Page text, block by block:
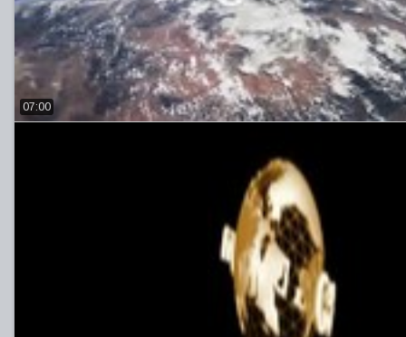
07:00